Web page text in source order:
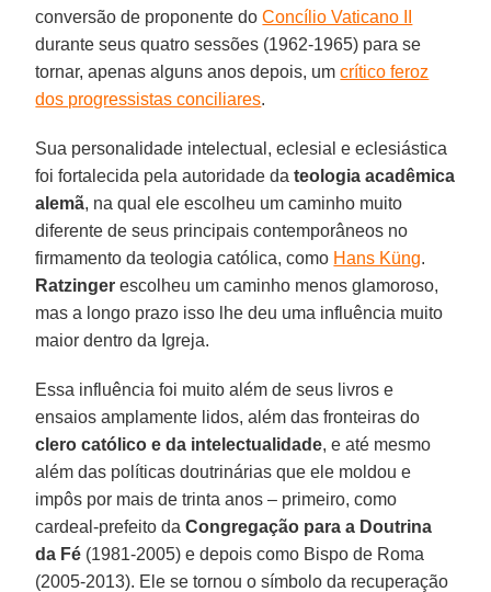
conversão de proponente doConcílio Vaticano II
durante seus quatro sessões (1962-1965) para se
tornar, apenas alguns anos depois, umcrítico feroz
dos progressistas conciliares.
Sua personalidade intelectual, eclesial e eclesiástica
foi fortalecida pela autoridade dateologia acadêmica
alemã, na qual ele escolheu um caminho muito
diferente de seus principais contemporâneos no
firmamento da teologia católica, como Hans Küng.
Ratzinger escolheu um caminho menos glamoroso,
mas a longo prazo isso lhe deu uma influência muito
maior dentro da Igreja.
Essa influência foi muito além de seus livros e
ensaios amplamente lidos, além das fronteiras do
clero católico e da intelectualidade, e até mesmo
além das políticas doutrinárias que ele moldou e
impôs por mais de trinta anos – primeiro, como
cardeal-prefeito daCongregação para a Doutrina
da Fé (1981-2005) e depois como Bispo de Roma
(2005-2013). Ele se tornou o símbolo da recuperação